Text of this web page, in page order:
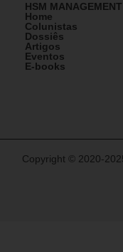
HSM MANAGEMENT
Home
Colunistas
Dossiês
Artigos
Eventos
E-books
Copyright © 2020-